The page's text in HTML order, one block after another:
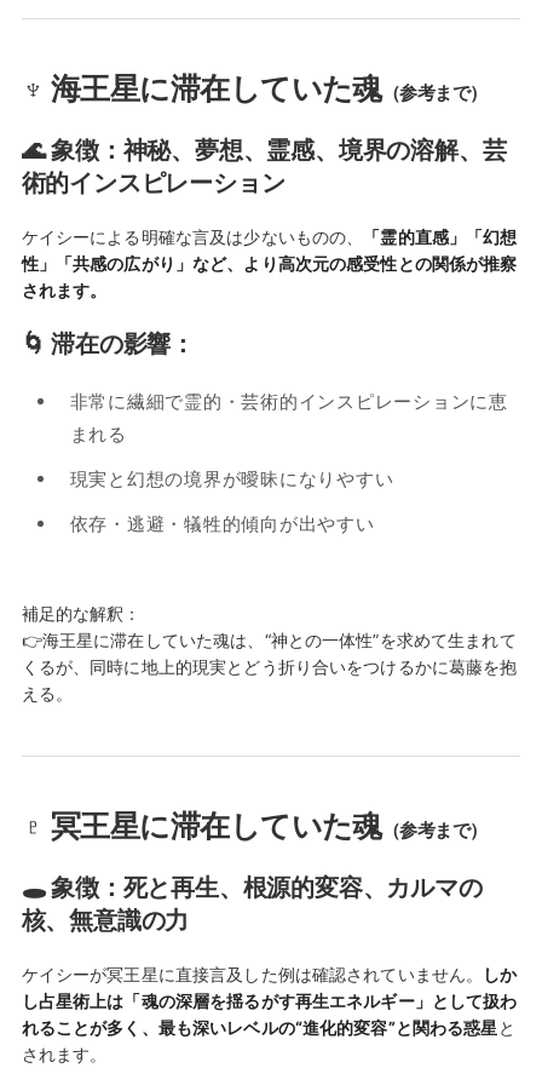
♆ 海王星に滞在していた魂（参考まで）
🌊 象徴：神秘、夢想、霊感、境界の溶解、芸
術的インスピレーション
ケイシーによる明確な言及は少ないものの、
「霊的直感」「幻想
性」「共感の広がり」など、より高次元の感受性との関係が推察
されます。
🌀 滞在の影響：
非常に繊細で霊的・芸術的インスピレーションに恵
まれる
現実と幻想の境界が曖昧になりやすい
依存・逃避・犠牲的傾向が出やすい
補足的な解釈：
👉海王星に滞在していた魂は、“神との一体性”を求めて生まれて
くるが、同時に地上的現実とどう折り合いをつけるかに葛藤を抱
える。
♇ 冥王星に滞在していた魂（参考まで）
🕳 象徴：死と再生、根源的変容、カルマの
核、無意識の力
ケイシーが冥王星に直接言及した例は確認されていません。
しか
し占星術上は「魂の深層を揺るがす再生エネルギー」として扱わ
れることが多く、最も深いレベルの“進化的変容”と関わる惑星 と
されます。